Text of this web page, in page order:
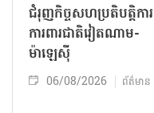
ជំរុញកិច្ចសហប្រតិបត្តិការ
ការពារជាតិវៀតណាម-
ម៉ាឡេស៊ី
06/08/2026 ព័ត៌មាន